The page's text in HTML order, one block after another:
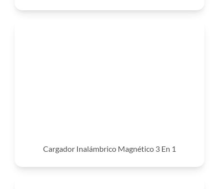
Cargador Inalámbrico Magnético 3 En 1